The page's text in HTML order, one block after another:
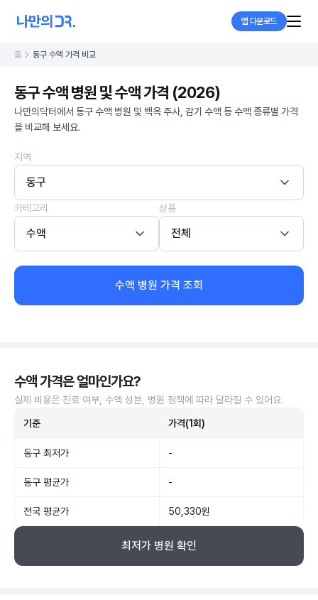
앱 다운로드
홈 동구 수액 가격 비교
동구 수액 병원 및 수액 가격 (2026)
나만의닥터에서 동구 수액 병원 및 백옥 주사, 감기 수액 등 수액 종류별 가격
을 비교해 보세요.
지역
동구
카테고리
수액
상품
전체
수액 병원 가격 조회
수액 가격은 얼마인가요?
실제 비용은 진료 여부, 수액 성분, 병원 정책에 따라 달라질 수 있어요.
기준 가격(1회)
동구 최저가 -
동구 평균가 -
전국 평균가 50,330원
최저가 병원 확인